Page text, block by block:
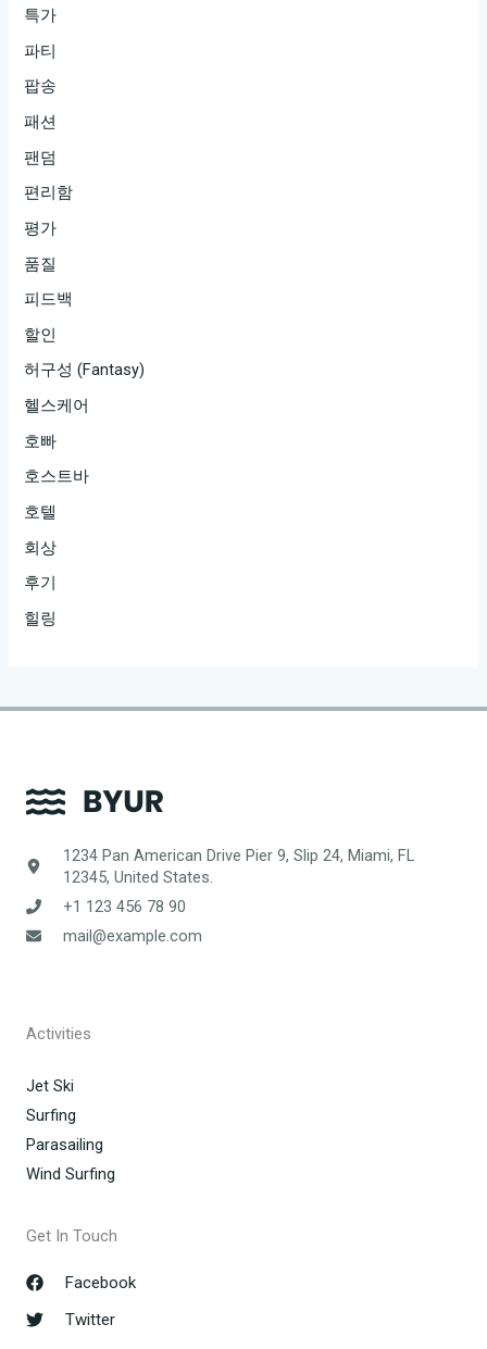
특가
파티
팝송
패션
팬덤
편리함
평가
품질
피드백
할인
허구성 (Fantasy)
헬스케어
호빠
호스트바
호텔
회상
후기
힐링
1234 Pan American Drive Pier 9, Slip 24, Miami, FL
12345, United States.
+1 123 456 78 90
mail@example.com
Activities
Jet Ski
Surfing
Parasailing
Wind Surfing
Get In Touch
Facebook
Twitter